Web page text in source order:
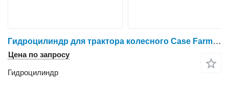
Гидроцилиндр для трактора колесного Case Farmall 95A
Цена по запросу
Гидроцилиндр